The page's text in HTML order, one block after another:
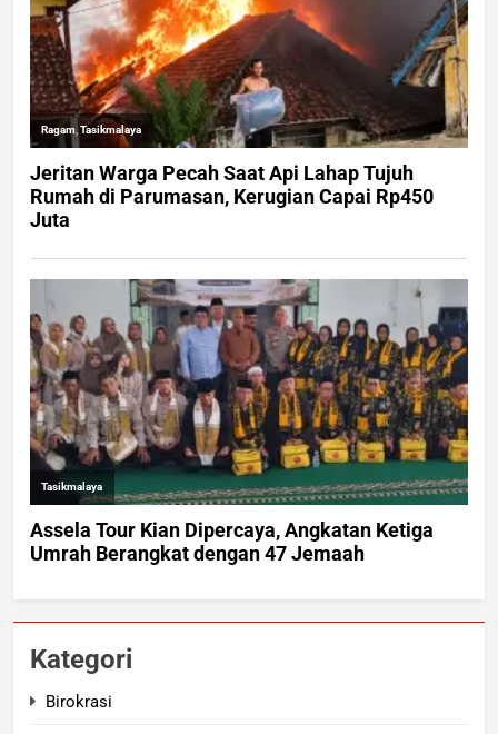
Kategori
Birokrasi